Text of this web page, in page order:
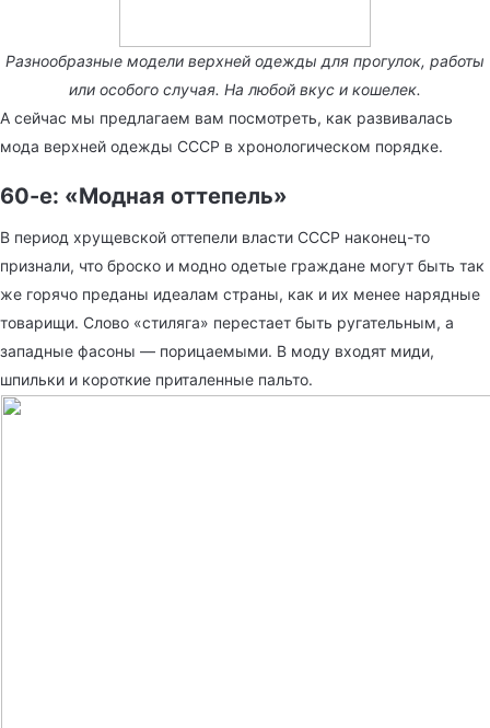
Разнообразные модели верхней одежды для прогулок, работы
или особого случая. На любой вкус и кошелек.
А сейчас мы предлагаем вам посмотреть, как развивалась
мода верхней одежды СССР в хронологическом порядке.
60-е: «Модная оттепель»
В период хрущевской оттепели власти СССР наконец-то
признали, что броско и модно одетые граждане могут быть так
же горячо преданы идеалам страны, как и их менее нарядные
товарищи. Слово «стиляга» перестает быть ругательным, а
западные фасоны — порицаемыми. В моду входят миди,
шпильки и короткие приталенные пальто.